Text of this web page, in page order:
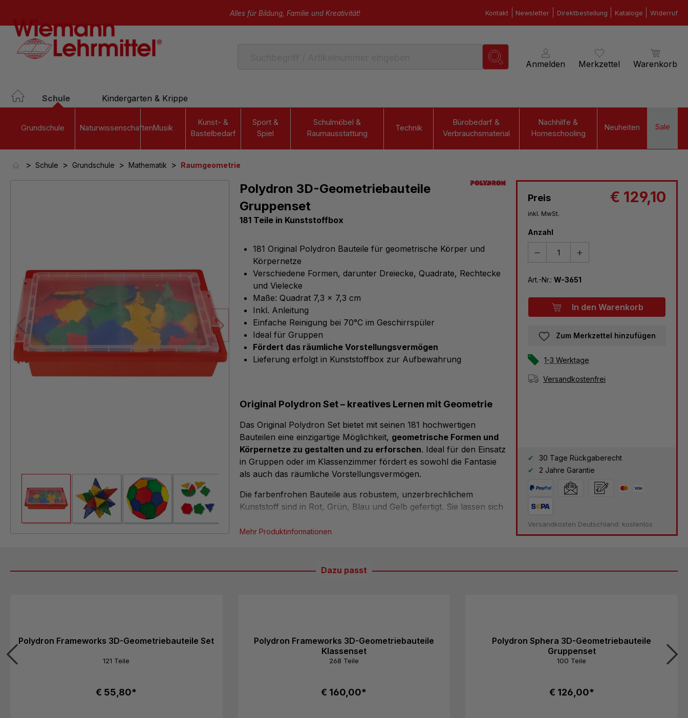
Alles für Bildung, Familie und Kreativität! Kontakt Newsletter Direktbestellung Kataloge Widerruf
Anmelden Merkzettel Warenkorb
Schule Kindergarten & Krippe
Grundschule NaturwissenschaftenMusik
Kunst- &
Bastelbedarf
Sport &
Spiel
Schulmöbel &
Raumausstattung
Technik
Bürobedarf &
Verbrauchsmaterial
Nachhilfe &
Homeschooling
Neuheiten Sale
> Schule > Grundschule > Mathematik > Raumgeometrie
Preis € 129,10
inkl. MwSt.
Anzahl
Art.-Nr.: W-3651
In den Warenkorb
Zum Merkzettel hinzufügen
1-3 Werktage
Versandkostenfrei
30 Tage Rückgaberecht
2 Jahre Garantie
Versandkosten Deutschland: kostenlos
Polydron 3D-Geometriebauteile
Gruppenset
181 Teile in Kunststoffbox
181 Original Polydron Bauteile für geometrische Körper und
Körpernetze
Verschiedene Formen, darunter Dreiecke, Quadrate, Rechtecke
und Vielecke
Maße: Quadrat 7,3 x 7,3 cm
Inkl. Anleitung
Einfache Reinigung bei 70°C im Geschirrspüler
Ideal für Gruppen
Fördert das räumliche Vorstellungsvermögen
Lieferung erfolgt in Kunststoffbox zur Aufbewahrung
Original Polydron Set – kreatives Lernen mit Geometrie
Das Original Polydron Set bietet mit seinen 181 hochwertigen
Bauteilen eine einzigartige Möglichkeit, geometrische Formen und
Körpernetze zu gestalten und zu erforschen. Ideal für den Einsatz
in Gruppen oder im Klassenzimmer fördert es sowohl die Fantasie
als auch das räumliche Vorstellungsvermögen.
Die farbenfrohen Bauteile aus robustem, unzerbrechlichem
Kunststoff sind in Rot, Grün, Blau und Gelb gefertigt. Sie lassen sich
lassen,einfach zusammenfügen und auseinanderklappen
Methode, Geometrie zu entdecken.
8 Sechsecke,
60 gleichseitige Dreiecke,
Mehr Produktinformationen
Dazu passt
Polydron Frameworks 3D-Geometriebauteile Set
121 Teile
€ 55,80*
Polydron Frameworks 3D-Geometriebauteile
Klassenset
268 Teile
€ 160,00*
Polydron Sphera 3D-Geometriebauteile
Gruppenset
100 Teile
€ 126,00*